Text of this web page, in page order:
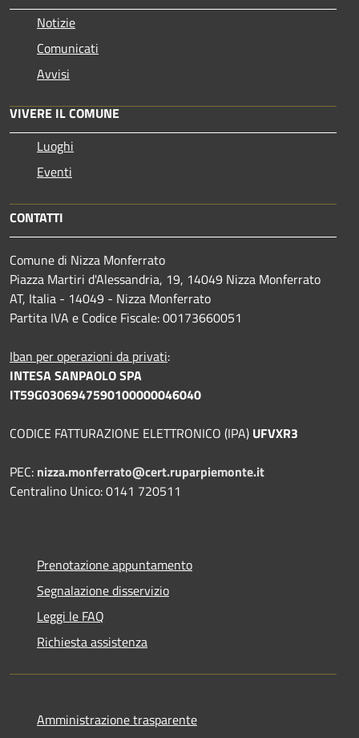
Notizie
Comunicati
Avvisi
VIVERE IL COMUNE
Luoghi
Eventi
CONTATTI
Comune di Nizza Monferrato
Piazza Martiri d'Alessandria, 19, 14049 Nizza Monferrato
AT, Italia - 14049 - Nizza Monferrato
Partita IVA e Codice Fiscale: 00173660051
Iban per operazioni da privati:
INTESA SANPAOLO SPA
IT59G0306947590100000046040
CODICE FATTURAZIONE ELETTRONICO (IPA) UFVXR3
PEC: nizza.monferrato@cert.ruparpiemonte.it
Centralino Unico: 0141 720511
Prenotazione appuntamento
Segnalazione disservizio
Leggi le FAQ
Richiesta assistenza
Amministrazione trasparente